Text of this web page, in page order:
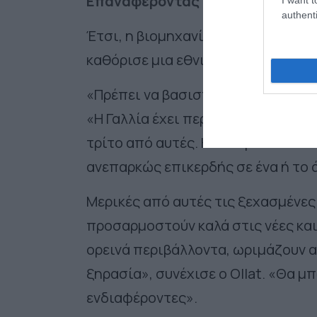
Έτσι, η βιομηχανία κρασιού
καθόρισε μια εθνική στρατηγική
«Πρέπει να βασιστούμε στην
«Η Γαλλία έχει περίπου 400
τρίτο από αυτές. Η συντριπτική
ανεπαρκώς επικερδής σε ένα ή το
Μερικές από αυτές τις
προσαρμοστούν καλά στις νέες
ορεινά περιβάλλοντα, ωριμάζουν
ξηρασία», συνέχισε ο Ollat. «Θα
ενδιαφέροντες».